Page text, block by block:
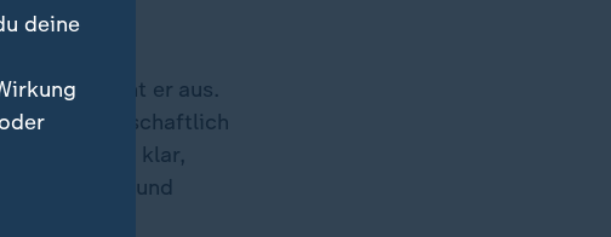
weicht er aus.
"wissenschaftlich
jetzt schon klar,
Polizei und
deine